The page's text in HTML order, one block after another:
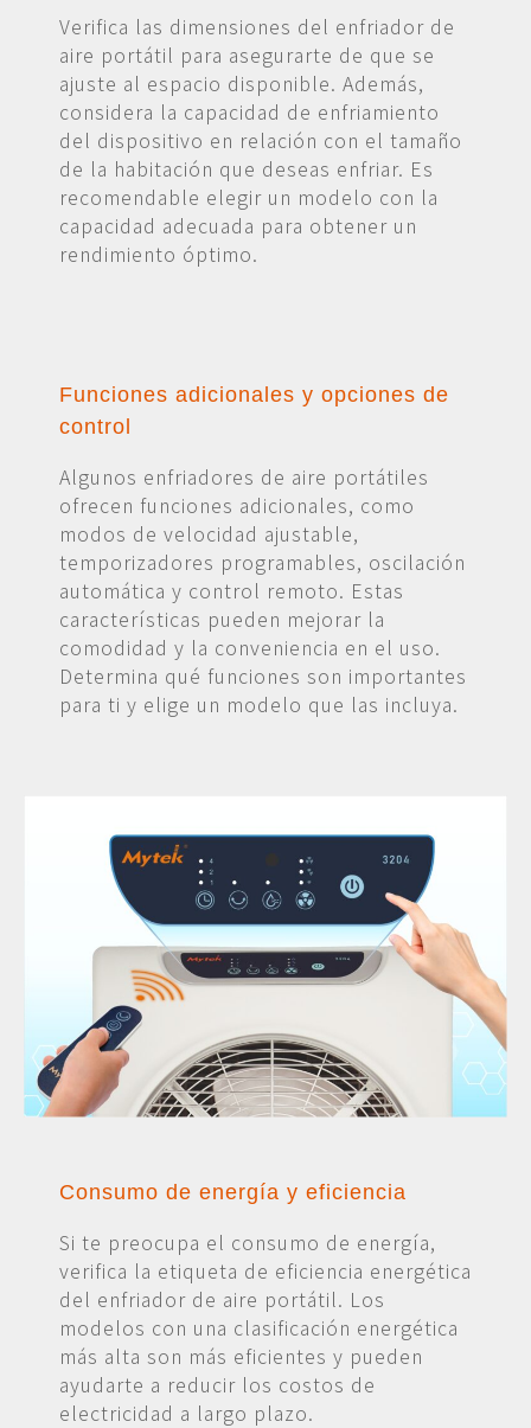
Verifica las dimensiones del enfriador de
aire portátil para asegurarte de que se
ajuste al espacio disponible. Además,
considera la capacidad de enfriamiento
del dispositivo en relación con el tamaño
de la habitación que deseas enfriar. Es
recomendable elegir un modelo con la
capacidad adecuada para obtener un
rendimiento óptimo.
Funciones adicionales y opciones de
control
Algunos enfriadores de aire portátiles
ofrecen funciones adicionales, como
modos de velocidad ajustable,
temporizadores programables, oscilación
automática y control remoto. Estas
características pueden mejorar la
comodidad y la conveniencia en el uso.
Determina qué funciones son importantes
para ti y elige un modelo que las incluya.
Consumo de energía y eficiencia
Si te preocupa el consumo de energía,
verifica la etiqueta de eficiencia energética
del enfriador de aire portátil. Los
modelos con una clasificación energética
más alta son más eficientes y pueden
ayudarte a reducir los costos de
electricidad a largo plazo.